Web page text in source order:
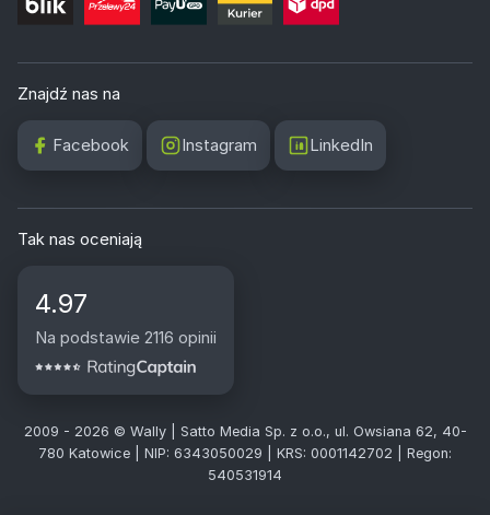
Znajdź nas na
Facebook Instagram LinkedIn
Tak nas oceniają
4.97
Na podstawie 2116 opinii
2009 - 2026 © Wally | Satto Media Sp. z o.o., ul. Owsiana 62, 40-
780 Katowice | NIP: 6343050029 | KRS: 0001142702 | Regon:
540531914